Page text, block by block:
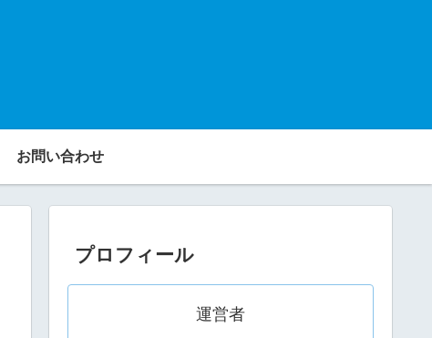
お問い合わせ
プロフィール
運営者